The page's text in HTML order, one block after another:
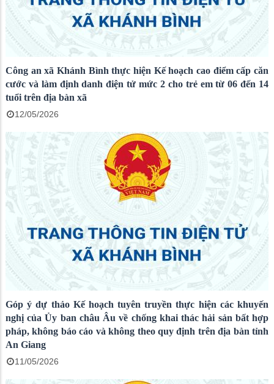
Công an xã Khánh Bình thực hiện Kế hoạch cao điểm cấp căn
cước và làm định danh điện tử mức 2 cho trẻ em từ 06 đến 14
tuổi trên địa bàn xã
12/05/2026
Góp ý dự thảo Kế hoạch tuyên truyền thực hiện các khuyến
nghị của Ủy ban châu Âu về chống khai thác hải sản bất hợp
pháp, không báo cáo và không theo quy định trên địa bàn tỉnh
An Giang
11/05/2026